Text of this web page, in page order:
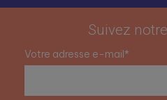
Suivez
Votre adresse e-mail*